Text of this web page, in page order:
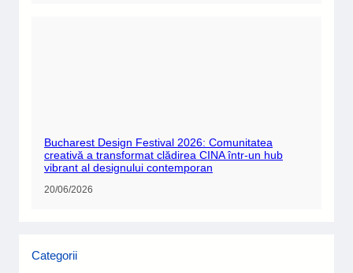
Bucharest Design Festival 2026: Comunitatea
creativă a transformat clădirea CINA într-un hub
vibrant al designului contemporan
20/06/2026
Categorii